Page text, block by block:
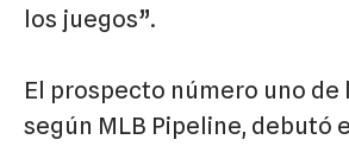
los juegos”.
El prospecto número uno de
según MLB Pipeline, debutó